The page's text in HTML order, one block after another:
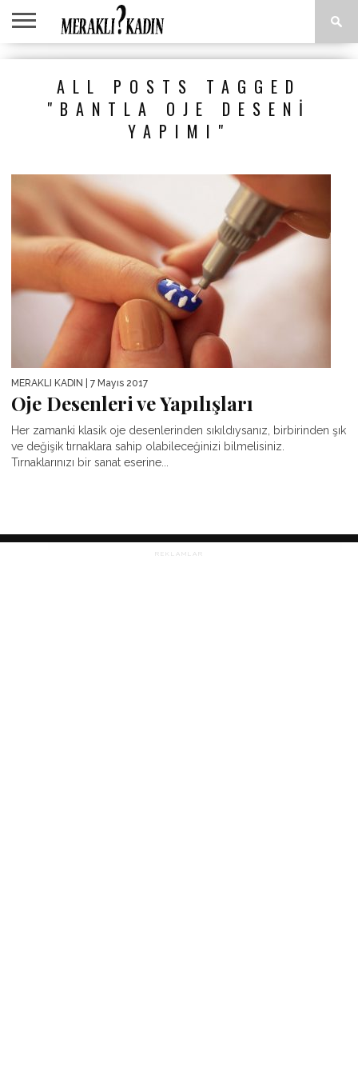
ANASAYFA
ÇOCUK
İLIŞKILER
TARIFLERIALL POSTS TAGGED
"BANTLA OJE DESENI
YAPIMI"
MERAKLI KADIN | 7 Mayıs 2017
Oje Desenleri ve Yapılışları
Her zamanki klasik oje desenlerinden sıkıldıysanız, birbirinden şık
ve değişik tırnaklara sahip olabileceğinizi bilmelisiniz.
Tırnaklarınızı bir sanat eserine...
REKLAMLAR